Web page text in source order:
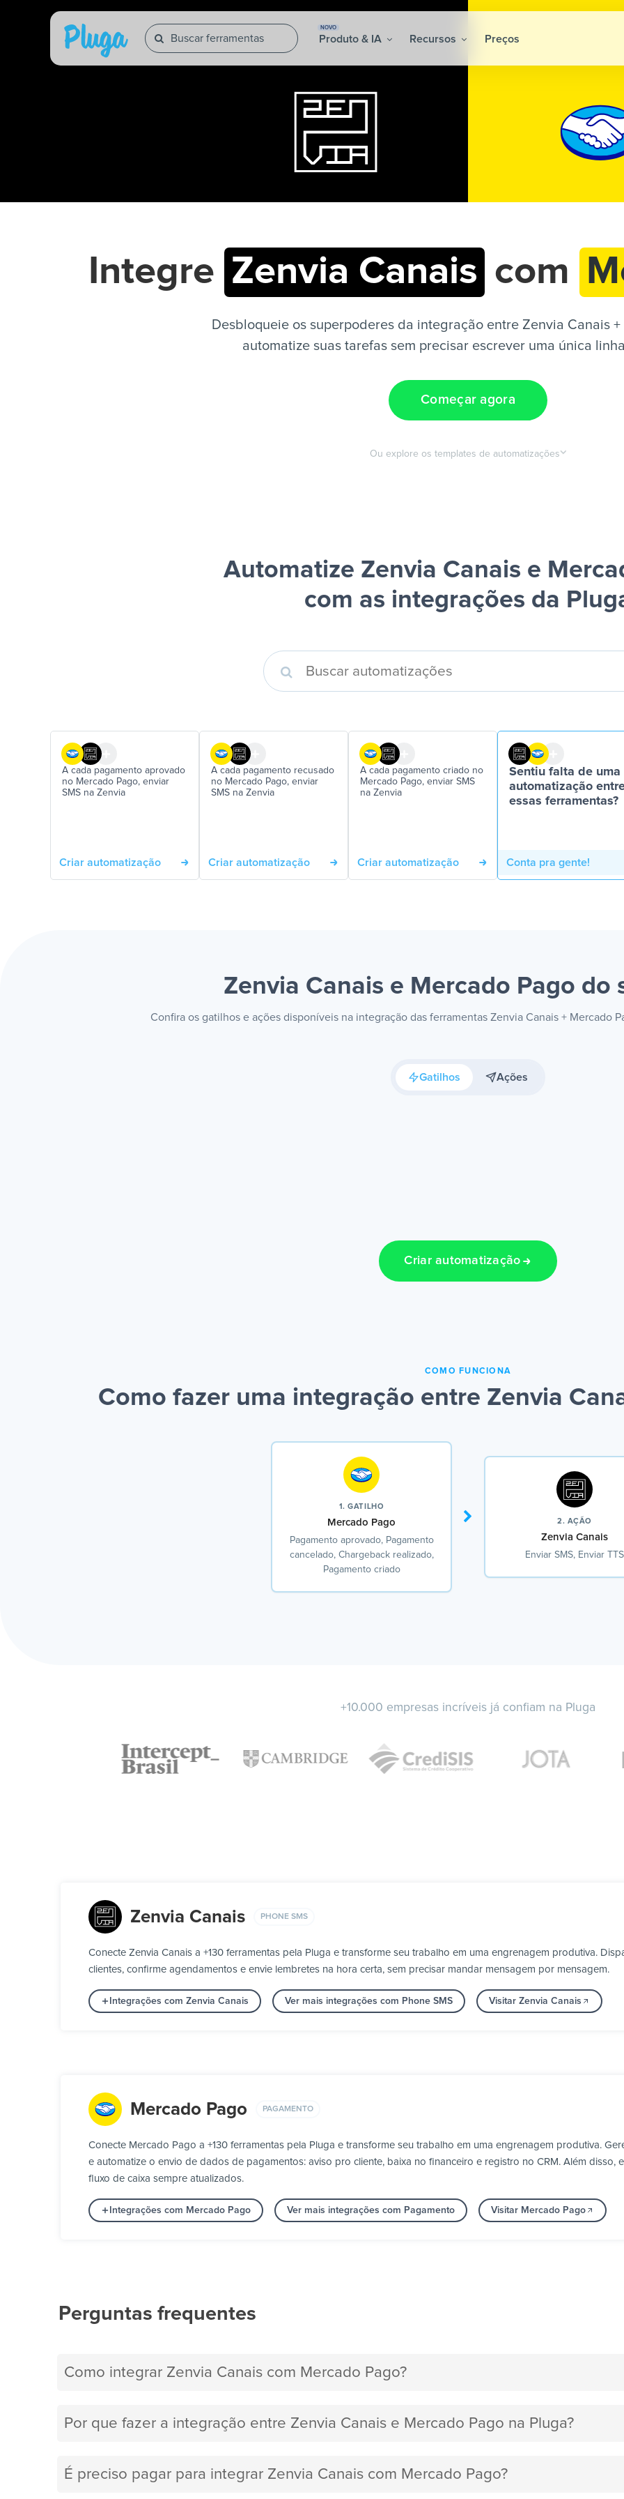
NOVO
Produto & IA Recursos Preços
Integre Zenvia Canais com
Desbloqueie os superpoderes da integração entre Zenvia Canais
automatize suas tarefas sem precisar escrever uma única
Começar agora
Ou explore os templates de automatizações
Automatize Zenvia Canais e
com as integrações da
A cada pagamento aprovado
no Mercado Pago, enviar
SMS na Zenvia
Criar automatização
A cada pagamento recusado
no Mercado Pago, enviar
SMS na Zenvia
Criar automatização
A cada pagamento criado no
Mercado Pago, enviar SMS
na Zenvia
Criar automatização
Sentiu falta de uma
automatização
essas ferramentas?
Conta pra gente!
Zenvia Canais e Mercado Pago do
Confira os gatilhos e ações disponíveis na integração das ferramentas Zenvia Canais + Mercado
Gatilhos Ações
Criar automatização
COMO FUNCIONA
Como fazer uma integração entre Zenvia
1. GATILHO
Mercado Pago
Pagamento aprovado, Pagamento
cancelado, Chargeback realizado,
Pagamento criado
2. AÇÃO
Zenvia Canais
Enviar SMS, Enviar TTS
+10.000 empresas incríveis já confiam na Pluga
Zenvia Canais PHONE SMS
Conecte Zenvia Canais a +130 ferramentas pela Pluga e transforme seu trabalho em uma engrenagem produtiva.
clientes, confirme agendamentos e envie lembretes na hora certa, sem precisar mandar mensagem por mensagem.
Integrações com Zenvia Canais Ver mais integrações com Phone SMS Visitar Zenvia Canais
Mercado Pago PAGAMENTO
Conecte Mercado Pago a +130 ferramentas pela Pluga e transforme seu trabalho em uma engrenagem produtiva.
e automatize o envio de dados de pagamentos: aviso pro cliente, baixa no financeiro e registro no CRM. Além
fluxo de caixa sempre atualizados.
Integrações com Mercado Pago Ver mais integrações com Pagamento Visitar Mercado Pago
Perguntas frequentes
Como integrar Zenvia Canais com Mercado Pago?
Por que fazer a integração entre Zenvia Canais e Mercado Pago na Pluga?
É preciso pagar para integrar Zenvia Canais com Mercado Pago?